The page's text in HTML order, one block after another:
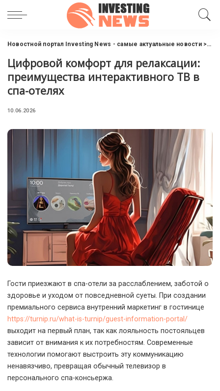
Новостной портал Investing News - самые актуальные новости>
Цифровой комфорт для релаксации:
преимущества интерактивного ТВ в
спа-отелях
10.06.2026
Гости приезжают в спа-отели за расслаблением, заботой о
здоровье и уходом от повседневной суеты. При создании
премиального сервиса внутренний маркетинг в гостинице
https://turnip.ru/what-is-turnip/guest-information-portal/
выходит на первый план, так как лояльность постояльцев
зависит от внимания к их потребностям. Современные
технологии помогают выстроить эту коммуникацию
ненавязчиво, превращая обычный телевизор в
персонального спа-консьержа.